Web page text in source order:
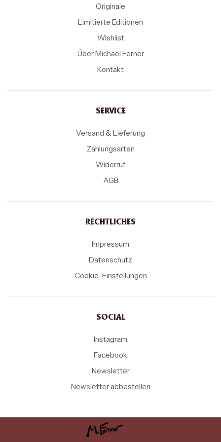
Originale
Limitierte Editionen
Wishlist
Über Michael Ferner
Kontakt
SERVICE
Versand & Lieferung
Zahlungsarten
Widerruf
AGB
RECHTLICHES
Impressum
Datenschutz
Cookie-Einstellungen
SOCIAL
Instagram
Facebook
Newsletter
Newsletter abbestellen